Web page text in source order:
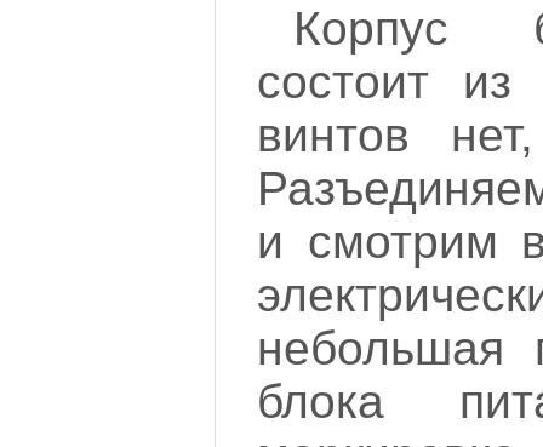
Корпус
состоит из
винтов
и смотрим
небольшая
блока